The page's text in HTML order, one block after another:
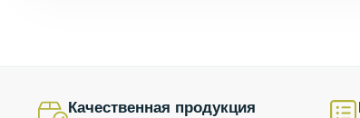
Качественная продукция